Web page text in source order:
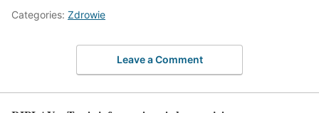
Categories: Zdrowie
Leave a Comment